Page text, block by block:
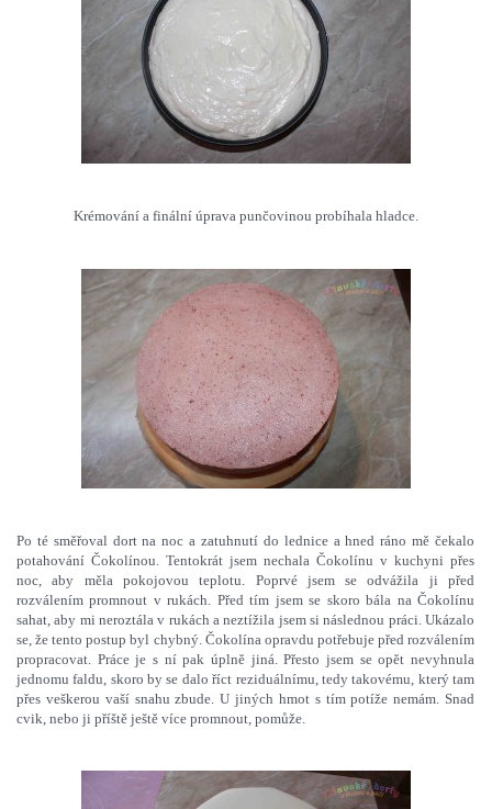
Krémování a finální úprava punčovinou probíhala hladce.
Po té směřoval dort na noc a zatuhnutí do lednice a hned ráno mě čekalo
potahování Čokolínou. Tentokrát jsem nechala Čokolínu v kuchyni přes
noc, aby měla pokojovou teplotu. Poprvé jsem se odvážila ji před
rozválením promnout v rukách. Před tím jsem se skoro bála na Čokolínu
sahat, aby mi neroztála v rukách a neztížila jsem si následnou práci. Ukázalo
se, že tento postup byl chybný. Čokolína opravdu potřebuje před rozválením
propracovat. Práce je s ní pak úplně jiná. Přesto jsem se opět nevyhnula
jednomu faldu, skoro by se dalo říct reziduálnímu, tedy takovému, který tam
přes veškerou vaší snahu zbude. U jiných hmot s tím potíže nemám. Snad
cvik, nebo ji příště ještě více promnout, pomůže.